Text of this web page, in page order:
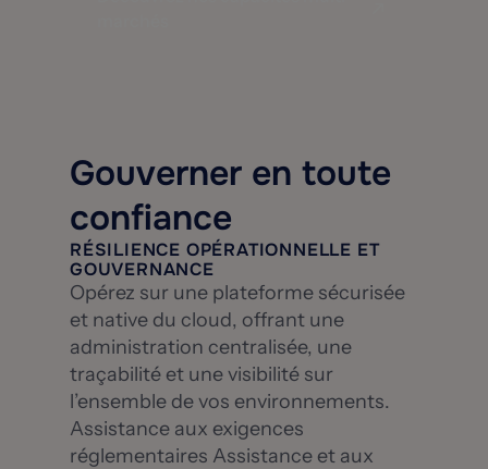
Gouverner en toute
confiance
RÉSILIENCE OPÉRATIONNELLE ET
GOUVERNANCE
Opérez sur une plateforme sécurisée
et native du cloud, offrant une
administration centralisée, une
traçabilité et une visibilité sur
l’ensemble de vos environnements.
Assistance aux exigences
réglementaires Assistance et aux